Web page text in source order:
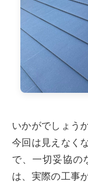
いかがでしょう
今回は見えなく
で、一切妥協の
は、実際の工事